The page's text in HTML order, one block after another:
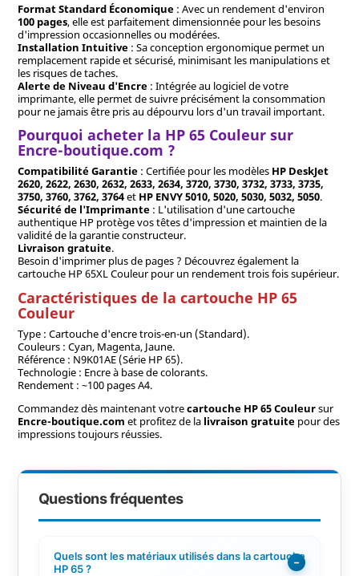
Format Standard Économique: Avec un rendement d'environ
100 pages, elle est parfaitement dimensionnée pour les besoins
d'impression occasionnelles ou modérées.
Installation Intuitive: Sa conception ergonomique permet un
remplacement rapide et sécurisé, minimisant les manipulations et
les risques de taches.
Alerte de Niveau d'Encre: Intégrée au logiciel de votre
imprimante, elle permet de suivre précisément la consommation
pour ne jamais être pris au dépourvu lors d'un travail important.
Pourquoi acheter la HP 65 Couleur sur
Encre-boutique.com ?
Compatibilité Garantie: Certifiée pour les modèles HP DeskJet
2620, 2622, 2630, 2632, 2633, 2634, 3720, 3730, 3732, 3733, 3735,
3750, 3760, 3762, 3764et HP ENVY 5010, 5020, 5030, 5032, 5050.
Sécurité de l'Imprimante: L'utilisation d'une cartouche
authentique HP protège vos têtes d'impression et maintien de la
validité de la garantie constructeur.
Livraison gratuite.
Besoin d'imprimer plus de pages ? Découvrez également la
cartouche HP 65XL Couleur pour un rendement trois fois supérieur.
Caractéristiques de la cartouche HP 65
Couleur
Type : Cartouche d'encre trois-en-un (Standard).
Couleurs : Cyan, Magenta, Jaune.
Référence : N9K01AE (Série HP 65).
Technologie : Encre à base de colorants.
Rendement : ~100 pages A4.
Commandez dès maintenant votrecartouche HP 65 Couleursur
Encre-boutique.com et profitez de la livraison gratuitepour des
impressions toujours réussies.
Questions fréquentes
Quels sont les matériaux utilisés dans la cartouche
HP 65 ?
−